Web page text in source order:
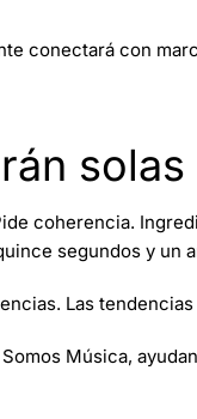
conectará con
solas
coherencia.
segundos y un
Las
Música,